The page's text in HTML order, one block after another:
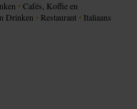
•Cafés, Koffie en
Drinken • Restaurant • Italiaans